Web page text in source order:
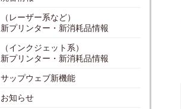
（レーザー系など）
新プリンター・新消耗品情報
（インクジェット系）
新プリンター・新消耗品情報
サップウェブ新機能
お知らせ